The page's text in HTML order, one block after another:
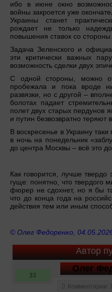
ибо в июне окно
войны закроется уже
Украины станет
рождает не только
повышения ставок со
Задача Зеленского и
эти критически важных
возможность сделки двух
С одной стороны, можно
пробежала и пока вроде
развязки, но с другой –
болотах падает
полет двух старых пердунов
и путин безвозвратно теряют
В воскресенье в Украину
в ночь на понедельник
до центра Москвы – всё это
Как говорится, лучше
гуще: понятно, что твердого
фюрер не сдохнет, но я бы
что до конца года на
действия тем или иным
© Олег Федоренко,
Автор
Олег
33
Комментарии: